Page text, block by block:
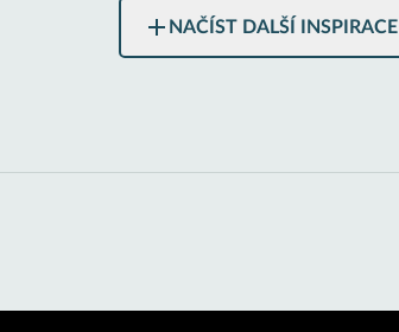
NAČÍST DALŠÍ INSPIRACE